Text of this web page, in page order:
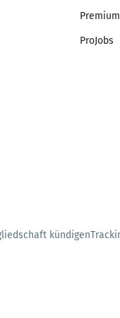
Premium
ProJobs
kündigen